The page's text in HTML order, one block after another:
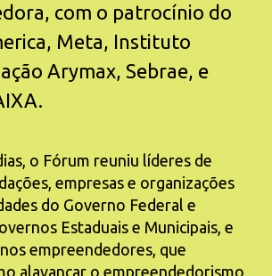
com o patrocínio do
Meta, Instituto
Arymax, Sebrae, e
o Fórum reuniu líderes de
empresas e organizações
do Governo Federal e
Estaduais e Municipais, e
empreendedores, que
alavancar o empreendedorismo